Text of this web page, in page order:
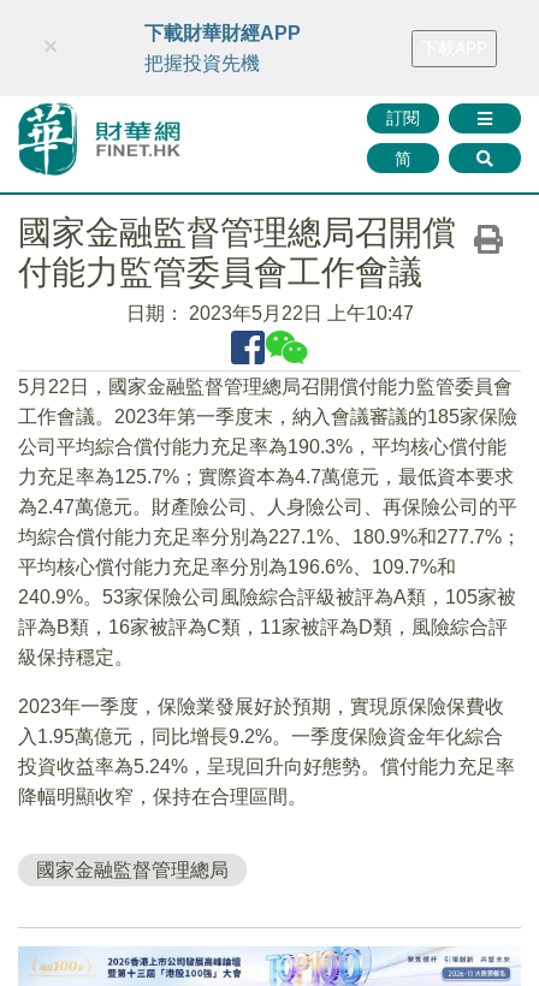
財華智庫網 FINTV FINMETA 財華證券 媒體矩陣
訂閱
简
×
下載財華財經APP
把握投資先機
國家金融監督管理總局召開償
付能力監管委員會工作會議
日期： 2023年5月22日 上午10:47
5月22日，國家金融監督管理總局召開償付能力監管委員會
工作會議。2023年第一季度末，納入會議審議的185家保險
公司平均綜合償付能力充足率為190.3%，平均核心償付能
力充足率為125.7%；實際資本為4.7萬億元，最低資本要求
為2.47萬億元。財產險公司、人身險公司、再保險公司的平
均綜合償付能力充足率分別為227.1%、180.9%和277.7%；
平均核心償付能力充足率分別為196.6%、109.7%和
240.9%。53家保險公司風險綜合評級被評為A類，105家被
評為B類，16家被評為C類，11家被評為D類，風險綜合評
級保持穩定。
2023年一季度，保險業發展好於預期，實現原保險保費收
入1.95萬億元，同比增長9.2%。一季度保險資金年化綜合
投資收益率為5.24%，呈現回升向好態勢。償付能力充足率
降幅明顯收窄，保持在合理區間。
國家金融監督管理總局